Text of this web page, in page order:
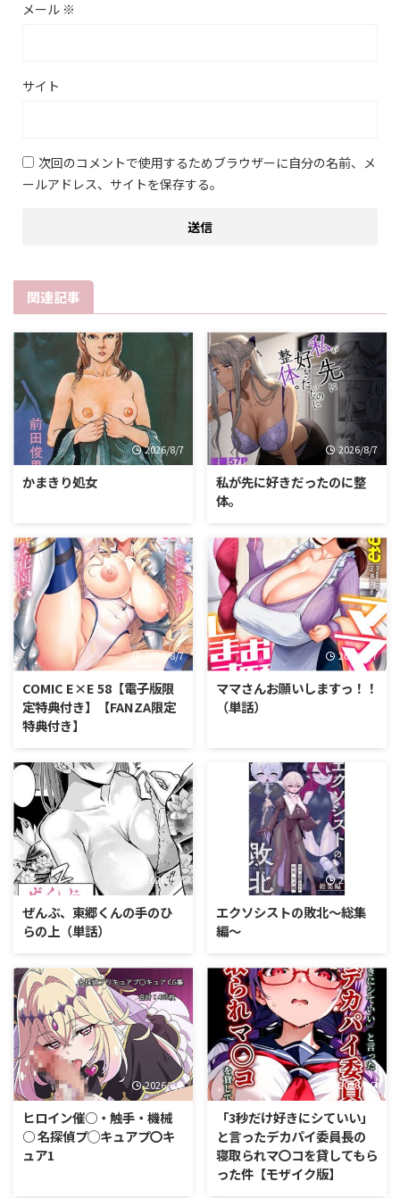
メール ※
サイト
次回のコメントで使用するためブラウザーに自分の名前、メ
ールアドレス、サイトを保存する。
関連記事
2026/8/7
かまきり処女
2026/8/7
私が先に好きだったのに整
体。
2026/8/7
COMIC E×E 58【電子版限
定特典付き】【FANZA限定
特典付き】
2026/8/7
ママさんお願いしますっ！！
（単話）
2026/8/7
ぜんぶ、東郷くんの手のひ
らの上（単話）
2026/8/7
エクソシストの敗北〜総集
編〜
2026/8/7
ヒロイン催○・触手・機械
○ 名探偵プ◯キュアプ〇キ
ュア1
2026/8/7
「3秒だけ好きにシていい」
と言ったデカパイ委員長の
寝取られマ〇コを貸してもら
った件【モザイク版】